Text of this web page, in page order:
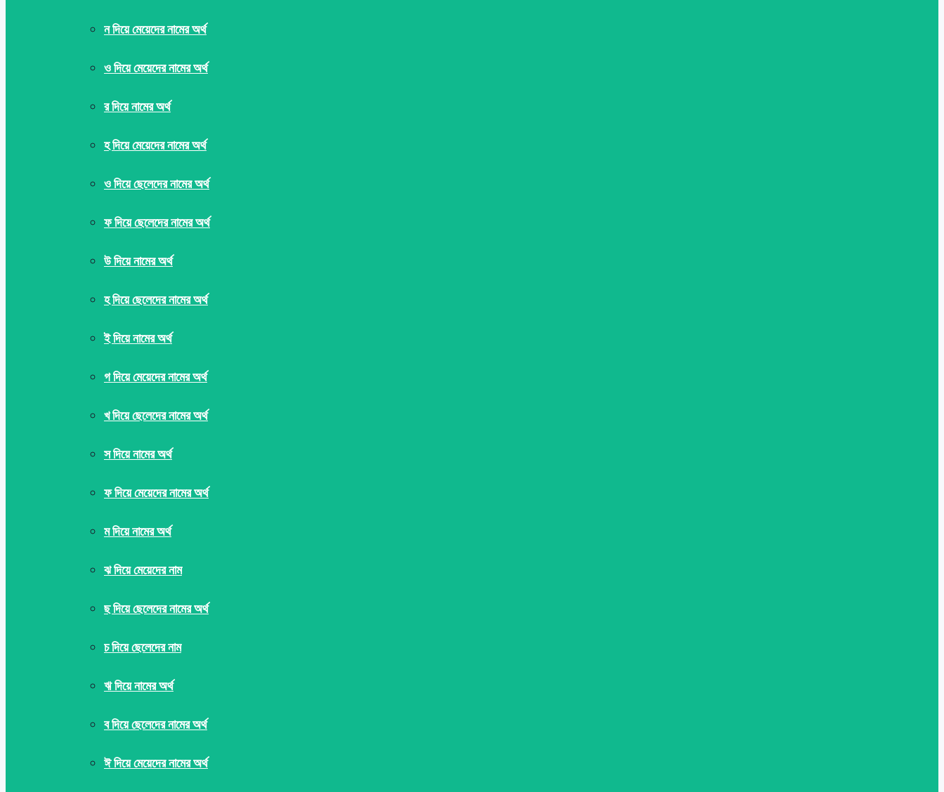
ন দিয়ে মেয়েদের নামের অর্থ
ও দিয়ে মেয়েদের নামের অর্থ
র দিয়ে নামের অর্থ
হ দিয়ে মেয়েদের নামের অর্থ
ও দিয়ে ছেলেদের নামের অর্থ
ফ দিয়ে ছেলেদের নামের অর্থ
উ দিয়ে নামের অর্থ
হ দিয়ে ছেলেদের নামের অর্থ
ই দিয়ে নামের অর্থ
গ দিয়ে মেয়েদের নামের অর্থ
খ দিয়ে ছেলেদের নামের অর্থ
স দিয়ে নামের অর্থ
ফ দিয়ে মেয়েদের নামের অর্থ
ম দিয়ে নামের অর্থ
ঝ দিয়ে মেয়েদের নাম
ছ দিয়ে ছেলেদের নামের অর্থ
চ দিয়ে ছেলেদের নাম
ঋ দিয়ে নামের অর্থ
ব দিয়ে ছেলেদের নামের অর্থ
ঈ দিয়ে মেয়েদের নামের অর্থ